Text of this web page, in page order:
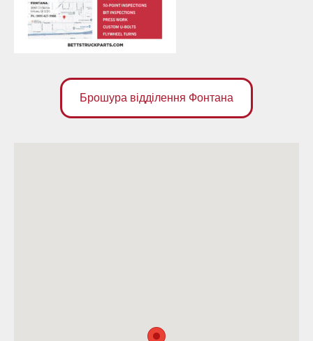
Брошура відділення Фонтана